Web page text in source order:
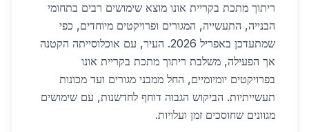
ריתוך מתכת בקריית אונו מוצא שימושים רבים בתחומי
הבנייה, התעשייה, המגורים ופרויקטים מיוחדים, כפי
שמתעדכן באפריל 2026. העיר, עם אוכלוסייתה הקטנה
אך הפעילה, משלבת ריתוך מתכת בקריית אונו
בפרויקטים יומיומיים, החל ממבני מגורים ועד מכונות
תעשייתיות. הביקוש הגבוה דוחף לחדשנות, עם שימושים
מגוונים שחוסכים זמן ועלויות.